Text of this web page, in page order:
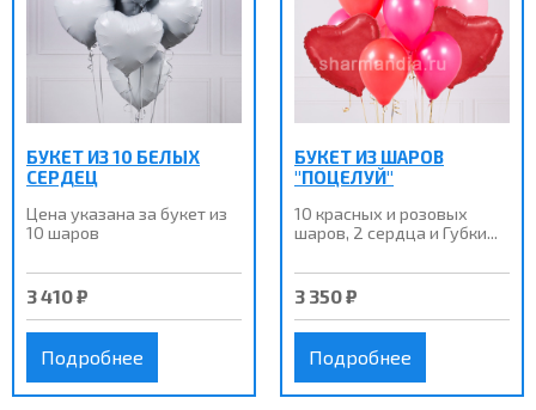
БУКЕТ ИЗ 10 БЕЛЫХ
СЕРДЕЦ
Цена указана за букет из
10 шаров
3 410 ₽
Подробнее
БУКЕТ ИЗ ШАРОВ
"ПОЦЕЛУЙ"
10 красных и розовых
шаров, 2 сердца и Губки...
3 350 ₽
Подробнее